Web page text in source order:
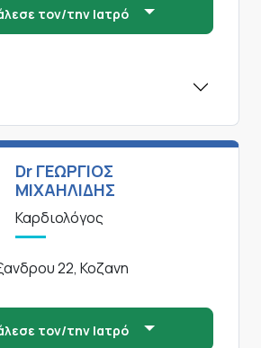
τον/την Ιατρό
Dr ΓΕΩΡΓΙΟΣ
ΜΙΧΑΗΛΙΔΗΣ
Καρδιολόγος
22, Κοζανη
τον/την Ιατρό